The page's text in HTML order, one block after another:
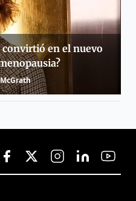
convirtió en el nuevo